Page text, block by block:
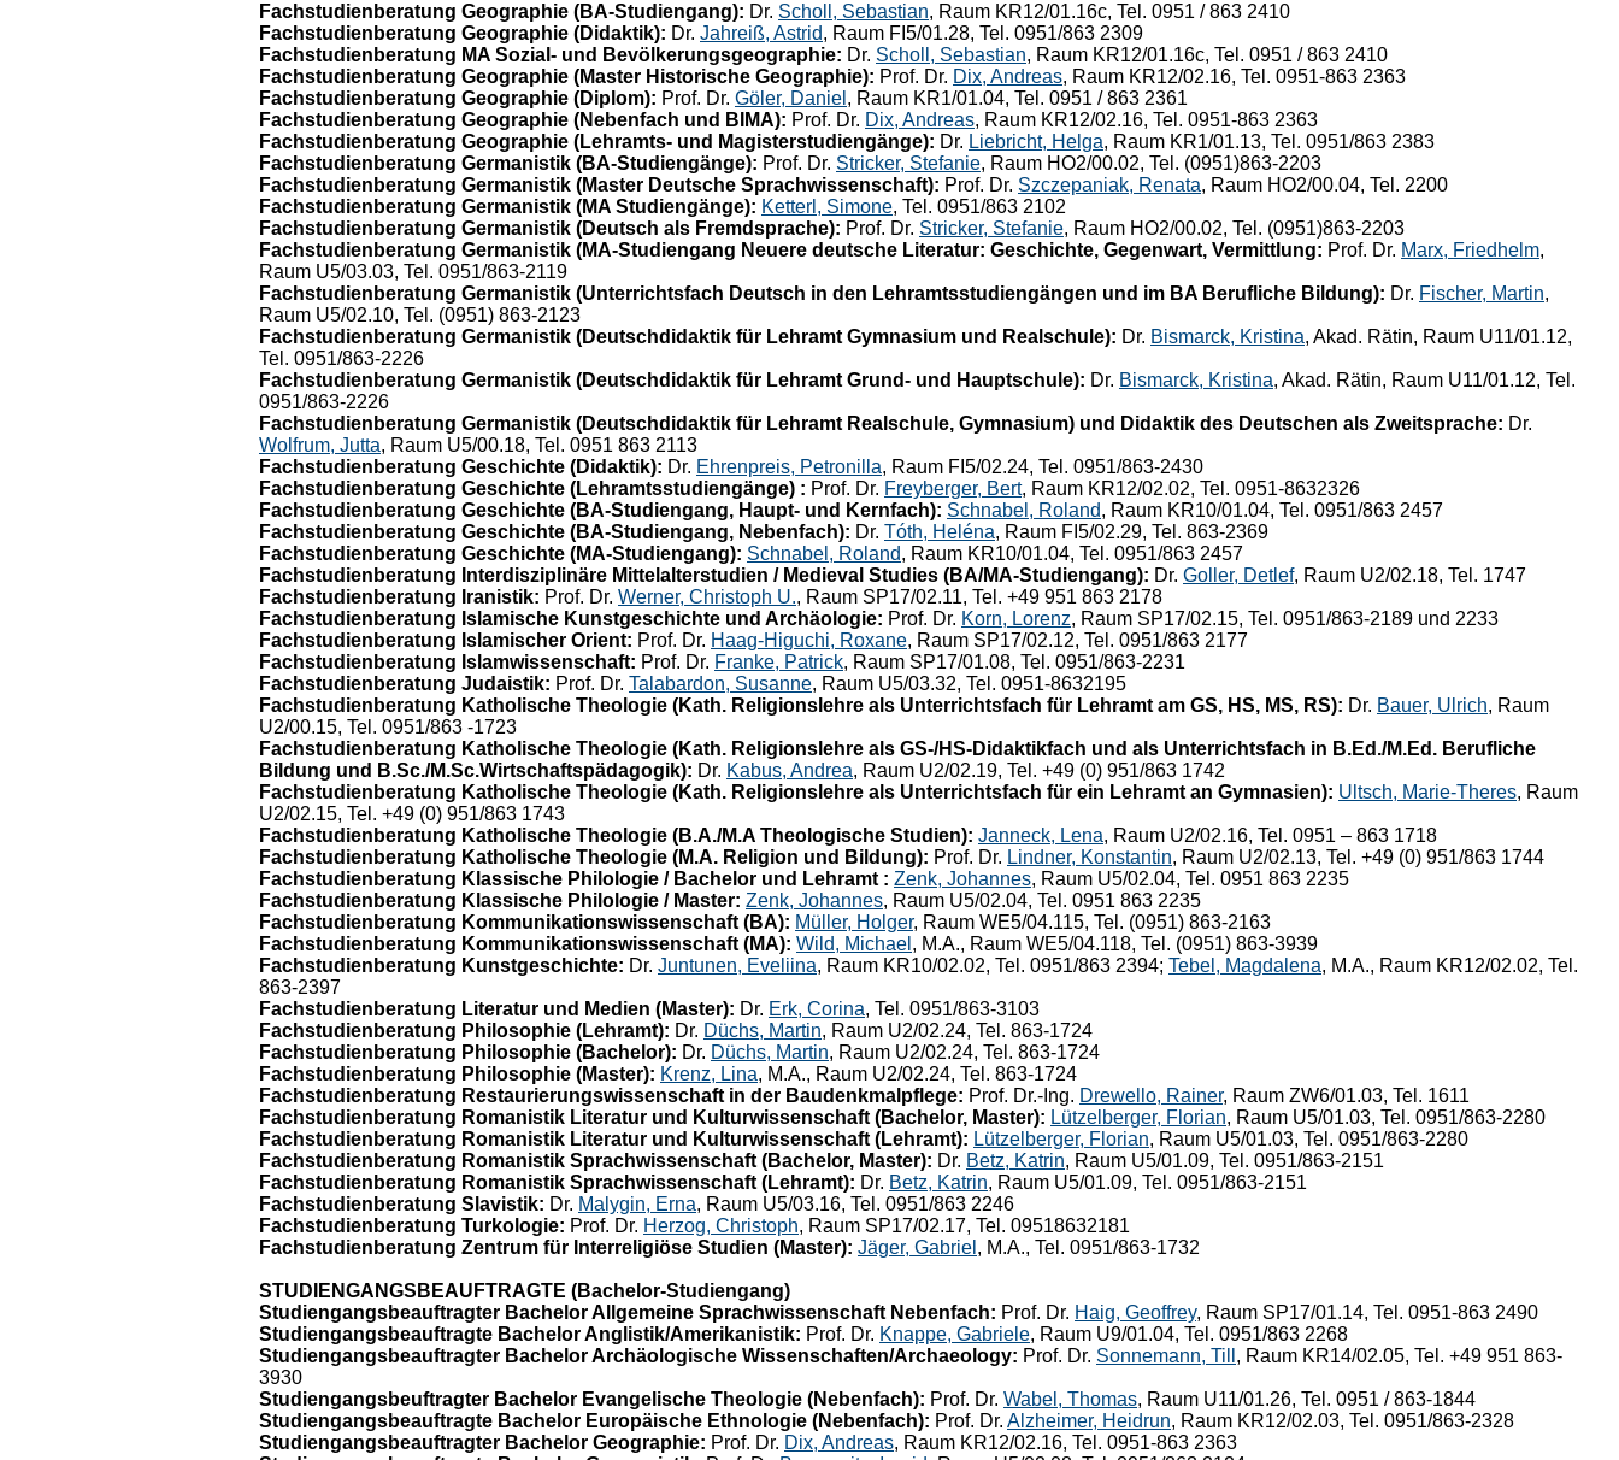
Fachstudienberatung Geographie (BA-Studiengang): Dr. Scholl, Sebastian, Raum KR12/01.16c, Tel. 0951 / 863 2410
Fachstudienberatung Geographie (Didaktik): Dr. Jahreiß, Astrid, Raum FI5/01.28, Tel. 0951/863 2309
Fachstudienberatung MA Sozial- und Bevölkerungsgeographie: Dr. Scholl, Sebastian, Raum KR12/01.16c, Tel. 0951 / 863 2410
Fachstudienberatung Geographie (Master Historische Geographie): Prof. Dr. Dix, Andreas, Raum KR12/02.16, Tel. 0951-863 2363
Fachstudienberatung Geographie (Diplom): Prof. Dr. Göler, Daniel , Raum KR1/01.04, Tel. 0951 / 863 2361
Fachstudienberatung Geographie (Nebenfach und BIMA): Prof. Dr. Dix, Andreas, Raum KR12/02.16, Tel. 0951-863 2363
Fachstudienberatung Geographie (Lehramts- und Magisterstudiengänge): Dr. Liebricht, Helga, Raum KR1/01.13, Tel. 0951/863 2383
Fachstudienberatung Germanistik (BA-Studiengänge): Prof. Dr. Stricker, Stefanie, Raum HO2/00.02, Tel. (0951)863-2203
Fachstudienberatung Germanistik (Master Deutsche Sprachwissenschaft): Prof. Dr. Szczepaniak, Renata, Raum HO2/00.04, Tel. 2200
Fachstudienberatung Germanistik (MA Studiengänge): Ketterl, Simone, Tel. 0951/863 2102
Fachstudienberatung Germanistik (Deutsch als Fremdsprache): Prof. Dr. Stricker, Stefanie, Raum HO2/00.02, Tel. (0951)863-2203
Fachstudienberatung Germanistik (MA-Studiengang Neuere deutsche Literatur: Geschichte, Gegenwart, Vermittlung: Prof. Dr. Marx, Friedhelm,
Raum U5/03.03, Tel. 0951/863-2119
Fachstudienberatung Germanistik (Unterrichtsfach Deutsch in den Lehramtsstudiengängen und im BA Berufliche Bildung): Dr. Fischer, Martin,
Raum U5/02.10, Tel. (0951) 863-2123
Fachstudienberatung Germanistik (Deutschdidaktik für Lehramt Gymnasium und Realschule): Dr. Bismarck, Kristina, Akad. Rätin, Raum U11/01.12,
Tel. 0951/863-2226
Fachstudienberatung Germanistik (Deutschdidaktik für Lehramt Grund- und Hauptschule): Dr. Bismarck, Kristina, Akad. Rätin, Raum U11/01.12, Tel.
0951/863-2226
Fachstudienberatung Germanistik (Deutschdidaktik für Lehramt Realschule, Gymnasium) und Didaktik des Deutschen als Zweitsprache: Dr.
Wolfrum, Jutta, Raum U5/00.18, Tel. 0951 863 2113
Fachstudienberatung Geschichte (Didaktik): Dr. Ehrenpreis, Petronilla, Raum FI5/02.24, Tel. 0951/863-2430
Fachstudienberatung Geschichte (Lehramtsstudiengänge) : Prof. Dr. Freyberger, Bert, Raum KR12/02.02, Tel. 0951-8632326
Fachstudienberatung Geschichte (BA-Studiengang, Haupt- und Kernfach): Schnabel, Roland, Raum KR10/01.04, Tel. 0951/863 2457
Fachstudienberatung Geschichte (BA-Studiengang, Nebenfach): Dr. Tóth, Heléna, Raum FI5/02.29, Tel. 863-2369
Fachstudienberatung Geschichte (MA-Studiengang): Schnabel, Roland, Raum KR10/01.04, Tel. 0951/863 2457
Fachstudienberatung Interdisziplinäre Mittelalterstudien / Medieval Studies (BA/MA-Studiengang): Dr. Goller, Detlef, Raum U2/02.18, Tel. 1747
Fachstudienberatung Iranistik: Prof. Dr. Werner, Christoph U., Raum SP17/02.11, Tel. +49 951 863 2178
Fachstudienberatung Islamische Kunstgeschichte und Archäologie: Prof. Dr. Korn, Lorenz, Raum SP17/02.15, Tel. 0951/863-2189 und 2233
Fachstudienberatung Islamischer Orient: Prof. Dr. Haag-Higuchi, Roxane, Raum SP17/02.12, Tel. 0951/863 2177
Fachstudienberatung Islamwissenschaft: Prof. Dr. Franke, Patrick, Raum SP17/01.08, Tel. 0951/863-2231
Fachstudienberatung Judaistik: Prof. Dr. Talabardon, Susanne, Raum U5/03.32, Tel. 0951-8632195
Fachstudienberatung Katholische Theologie (Kath. Religionslehre als Unterrichtsfach für Lehramt am GS, HS, MS, RS): Dr. Bauer, Ulrich, Raum
U2/00.15, Tel. 0951/863 -1723
Fachstudienberatung Katholische Theologie (Kath. Religionslehre als GS-/HS-Didaktikfach und als Unterrichtsfach in B.Ed./M.Ed. Berufliche
Bildung und B.Sc./M.Sc.Wirtschaftspädagogik): Dr. Kabus, Andrea, Raum U2/02.19, Tel. +49 (0) 951/863 1742
Fachstudienberatung Katholische Theologie (Kath. Religionslehre als Unterrichtsfach für ein Lehramt an Gymnasien): Ultsch, Marie-Theres, Raum
U2/02.15, Tel. +49 (0) 951/863 1743
Fachstudienberatung Katholische Theologie (B.A./M.A Theologische Studien): Janneck, Lena, Raum U2/02.16, Tel. 0951 – 863 1718
Fachstudienberatung Katholische Theologie (M.A. Religion und Bildung): Prof. Dr. Lindner, Konstantin, Raum U2/02.13, Tel. +49 (0) 951/863 1744
Fachstudienberatung Klassische Philologie / Bachelor und Lehramt : Zenk, Johannes, Raum U5/02.04, Tel. 0951 863 2235
Fachstudienberatung Klassische Philologie / Master: Zenk, Johannes, Raum U5/02.04, Tel. 0951 863 2235
Fachstudienberatung Kommunikationswissenschaft (BA): Müller, Holger, Raum WE5/04.115, Tel. (0951) 863-2163
Fachstudienberatung Kommunikationswissenschaft (MA): Wild, Michael , M.A., Raum WE5/04.118, Tel. (0951) 863-3939
Fachstudienberatung Kunstgeschichte: Dr. Juntunen, Eveliina, Raum KR10/02.02, Tel. 0951/863 2394; Tebel, Magdalena, M.A., Raum KR12/02.02, Tel.
863-2397
Fachstudienberatung Literatur und Medien (Master): Dr. Erk, Corina, Tel. 0951/863-3103
Fachstudienberatung Philosophie (Lehramt): Dr. Düchs, Martin, Raum U2/02.24, Tel. 863-1724
Fachstudienberatung Philosophie (Bachelor): Dr. Düchs, Martin, Raum U2/02.24, Tel. 863-1724
Fachstudienberatung Philosophie (Master): Krenz, Lina, M.A., Raum U2/02.24, Tel. 863-1724
Fachstudienberatung Restaurierungswissenschaft in der Baudenkmalpflege: Prof. Dr.-Ing. Drewello, Rainer, Raum ZW6/01.03, Tel. 1611
Fachstudienberatung Romanistik Literatur und Kulturwissenschaft (Bachelor, Master): Lützelberger, Florian, Raum U5/01.03, Tel. 0951/863-2280
Fachstudienberatung Romanistik Literatur und Kulturwissenschaft (Lehramt): Lützelberger, Florian, Raum U5/01.03, Tel. 0951/863-2280
Fachstudienberatung Romanistik Sprachwissenschaft (Bachelor, Master): Dr. Betz, Katrin, Raum U5/01.09, Tel. 0951/863-2151
Fachstudienberatung Romanistik Sprachwissenschaft (Lehramt): Dr. Betz, Katrin, Raum U5/01.09, Tel. 0951/863-2151
Fachstudienberatung Slavistik: Dr. Malygin, Erna, Raum U5/03.16, Tel. 0951/863 2246
Fachstudienberatung Turkologie: Prof. Dr. Herzog, Christoph, Raum SP17/02.17, Tel. 09518632181
Fachstudienberatung Zentrum für Interreligiöse Studien (Master): Jäger, Gabriel , M.A., Tel. 0951/863-1732
STUDIENGANGSBEAUFTRAGTE (Bachelor-Studiengang)
Studiengangsbeauftragter Bachelor Allgemeine Sprachwissenschaft Nebenfach: Prof. Dr. Haig, Geoffrey, Raum SP17/01.14, Tel. 0951-863 2490
Studiengangsbeauftragte Bachelor Anglistik/Amerikanistik: Prof. Dr. Knappe, Gabriele, Raum U9/01.04, Tel. 0951/863 2268
Studiengangsbeauftragter Bachelor Archäologische Wissenschaften/Archaeology: Prof. Dr. Sonnemann, Till , Raum KR14/02.05, Tel. +49 951 863-
3930
Studiengangsbeuftragter Bachelor Evangelische Theologie (Nebenfach): Prof. Dr. Wabel, Thomas, Raum U11/01.26, Tel. 0951 / 863-1844
Studiengangsbeauftragte Bachelor Europäische Ethnologie (Nebenfach): Prof. Dr. Alzheimer, Heidrun, Raum KR12/02.03, Tel. 0951/863-2328
Studiengangsbeauftragter Bachelor Geographie: Prof. Dr. Dix, Andreas, Raum KR12/02.16, Tel. 0951-863 2363